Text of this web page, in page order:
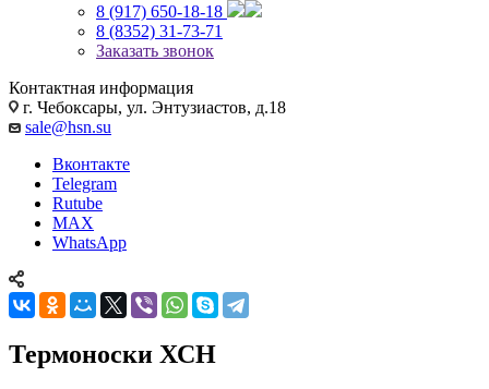
8 (917) 650-18-18
8 (8352) 31-73-71
Заказать звонок
Контактная информация
г. Чебоксары, ул. Энтузиастов, д.18
sale@hsn.su
Вконтакте
Telegram
Rutube
MAX
WhatsApp
Термоноски ХСН